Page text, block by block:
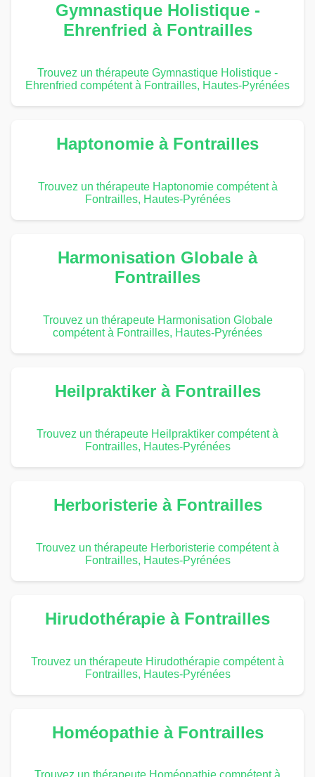
Gymnastique Holistique -
Ehrenfried à Fontrailles
Trouvez un thérapeute Gymnastique Holistique -
Ehrenfried compétent à Fontrailles, Hautes-Pyrénées
Haptonomie à Fontrailles
Trouvez un thérapeute Haptonomie compétent à
Fontrailles, Hautes-Pyrénées
Harmonisation Globale à
Fontrailles
Trouvez un thérapeute Harmonisation Globale
compétent à Fontrailles, Hautes-Pyrénées
Heilpraktiker à Fontrailles
Trouvez un thérapeute Heilpraktiker compétent à
Fontrailles, Hautes-Pyrénées
Herboristerie à Fontrailles
Trouvez un thérapeute Herboristerie compétent à
Fontrailles, Hautes-Pyrénées
Hirudothérapie à Fontrailles
Trouvez un thérapeute Hirudothérapie compétent à
Fontrailles, Hautes-Pyrénées
Homéopathie à Fontrailles